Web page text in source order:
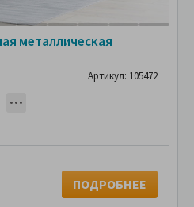
металлическая
Артикул: 105472
ПОДРОБНЕЕ